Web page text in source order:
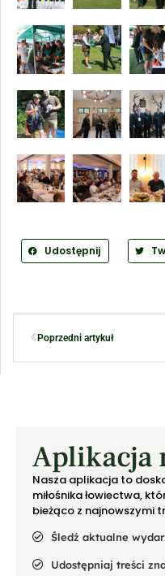
Udostępnij
Poprzedni artykuł
Aplikacja
Nasza aplikacja to
miłośnika łowiectwa,
bieżąco z najnowszymi
Śledź aktualne
Udostępniaj treści